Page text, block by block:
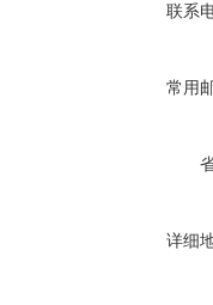
联系
常用
详细